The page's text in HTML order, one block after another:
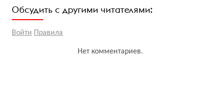
Обсудить с другими читателями:
Войти Правила
Нет комментариев.